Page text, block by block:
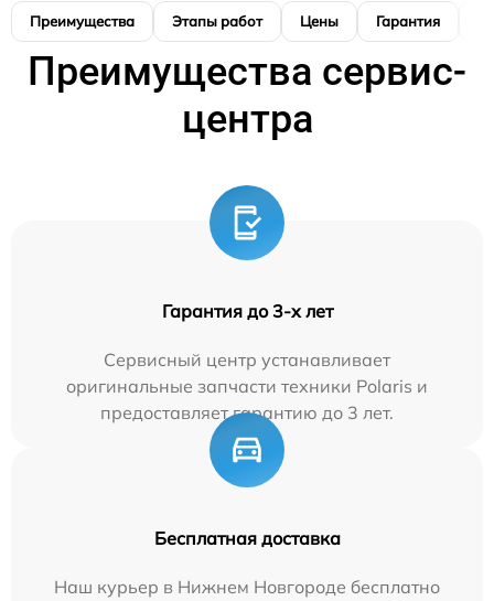
Преимущества Этапы работ Цены Гарантия
Преимущества сервис-
центра
Гарантия до 3-х лет
Сервисный центр устанавливает
оригинальные запчасти техники Polaris и
предоставляет гарантию до 3 лет.
Бесплатная доставка
Наш курьер в Нижнем Новгороде бесплатно